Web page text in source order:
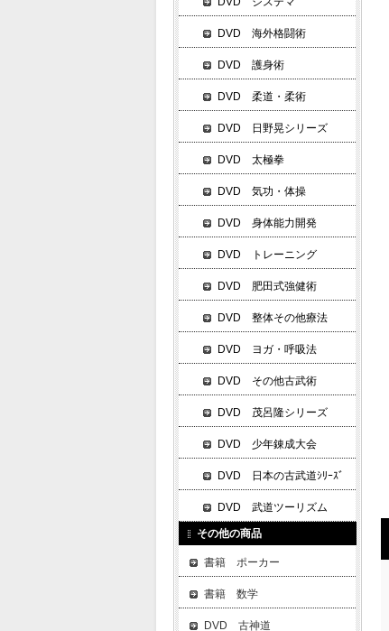
DVD 海外格闘術
DVD 護身術
DVD 柔道・柔術
DVD 日野晃シリーズ
DVD 太極拳
DVD 気功・体操
DVD 身体能力開発
DVD トレーニング
DVD 肥田式強健術
DVD 整体その他療法
DVD ヨガ・呼吸法
DVD その他古武術
DVD 茂呂隆シリーズ
DVD 少年錬成大会
DVD 日本の古武道ｼﾘｰｽﾞ
DVD 武道ツーリズム
その他の商品
書籍 ポーカー
書籍 数学
DVD 古神道